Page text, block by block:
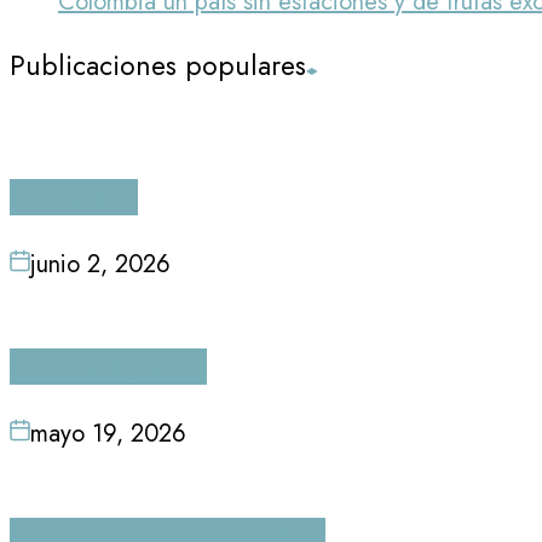
Publicaciones populares
junio 2, 2026
mayo 19, 2026